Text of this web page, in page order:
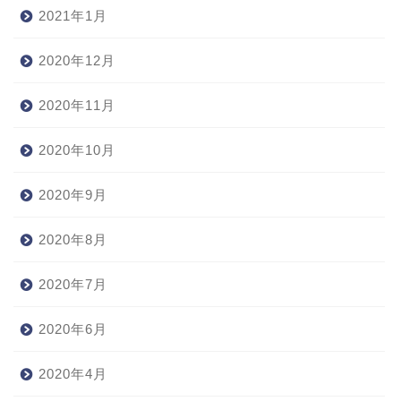
2021年1月
2020年12月
2020年11月
2020年10月
2020年9月
2020年8月
2020年7月
2020年6月
2020年4月